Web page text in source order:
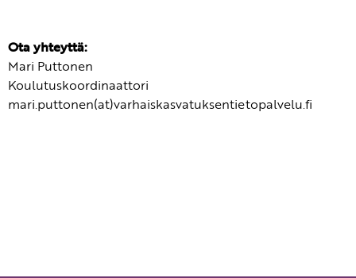
Ota yhteyttä:
Mari Puttonen
Koulutuskoordinaattori
mari.puttonen(at)varhaiskasvatuksentietopalvelu.fi